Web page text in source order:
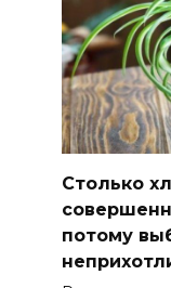
Столько
потому